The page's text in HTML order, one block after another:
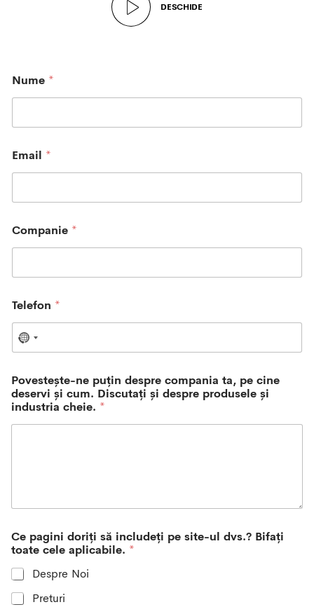
DESCHIDE
Nume *
Email *
Companie *
Telefon *
N
o
o
u
l
c
t
Povestește-ne puțin despre compania ta, pe cine
deservi și cum. Discutați și despre produsele și
industria cheie. *
Ce pagini doriți să includeți pe site-ul dvs.? Bifați
toate cele aplicabile. *
Despre Noi
Preturi